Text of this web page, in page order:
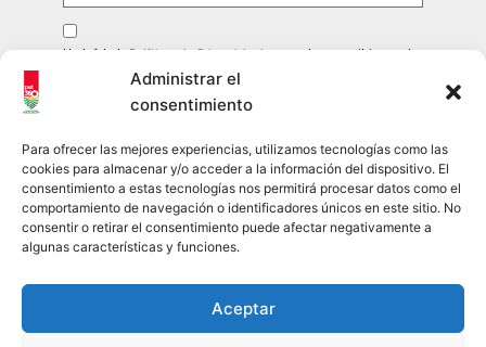
Administrar el
consentimiento
Para ofrecer las mejores experiencias, utilizamos tecnologías como las
cookies para almacenar y/o acceder a la información del dispositivo. El
consentimiento a estas tecnologías nos permitirá procesar datos como el
comportamiento de navegación o identificadores únicos en este sitio. No
consentir o retirar el consentimiento puede afectar negativamente a
algunas características y funciones.
Aceptar
He leído la Política de Privacidad y acepto suscribirme al
ENVIAR
Síguenos en las redes sociales
@pet360_oficial